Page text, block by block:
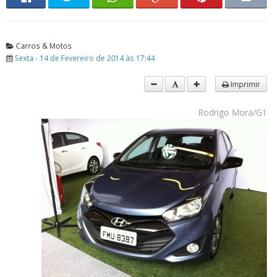
Carros & Motos
Sexta - 14 de Fevereiro de 2014 às 17:44
Imprimir
Rodrigo Mora/G1